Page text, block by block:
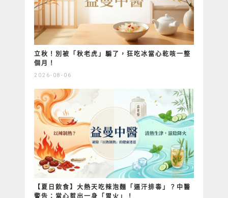
立秋！別被「秋老虎」騙了，狂吃冰當心乾咳一整
個月！
2026-08-06
【夏日飲食】大熱天吃辣泡麵「逼汗排毒」？中醫
警告：當心惹出一身「胃火」！